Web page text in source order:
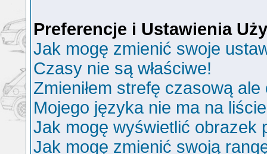
Preferencje i Ustawienia
Jak mogę zmienić swoje
Czasy nie są właściwe!
Zmieniłem strefę czasową
Mojego języka nie ma na
Jak mogę wyświetlić obrazek
Jak mogę zmienić swoją